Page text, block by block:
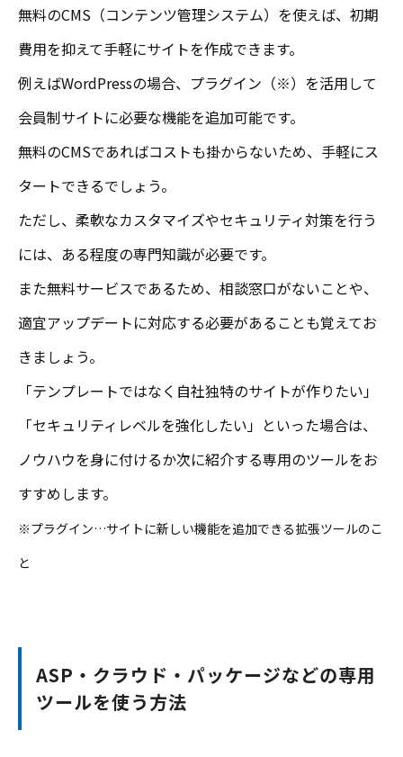
無料のCMS（コンテンツ管理システム）を使えば、初期
費用を抑えて手軽にサイトを作成できます。
例えばWordPressの場合、プラグイン（※）を活用して
会員制サイトに必要な機能を追加可能です。
無料のCMSであればコストも掛からないため、手軽にス
タートできるでしょう。
ただし、柔軟なカスタマイズやセキュリティ対策を行う
には、ある程度の専門知識が必要です。
また無料サービスであるため、 相談窓口がないことや、
適宜アップデートに対応する必要があることも覚えてお
きましょう。
「テンプレートではなく自社独特のサイトが作りたい」
「セキュリティレベルを強化したい」といった場合は、
ノウハウを身に付けるか次に紹介する専用のツールをお
すすめします。
※プラグイン…サイトに新しい機能を追加できる拡張ツールのこ
と
ASP・クラウド・パッケージなどの専用
ツールを使う方法